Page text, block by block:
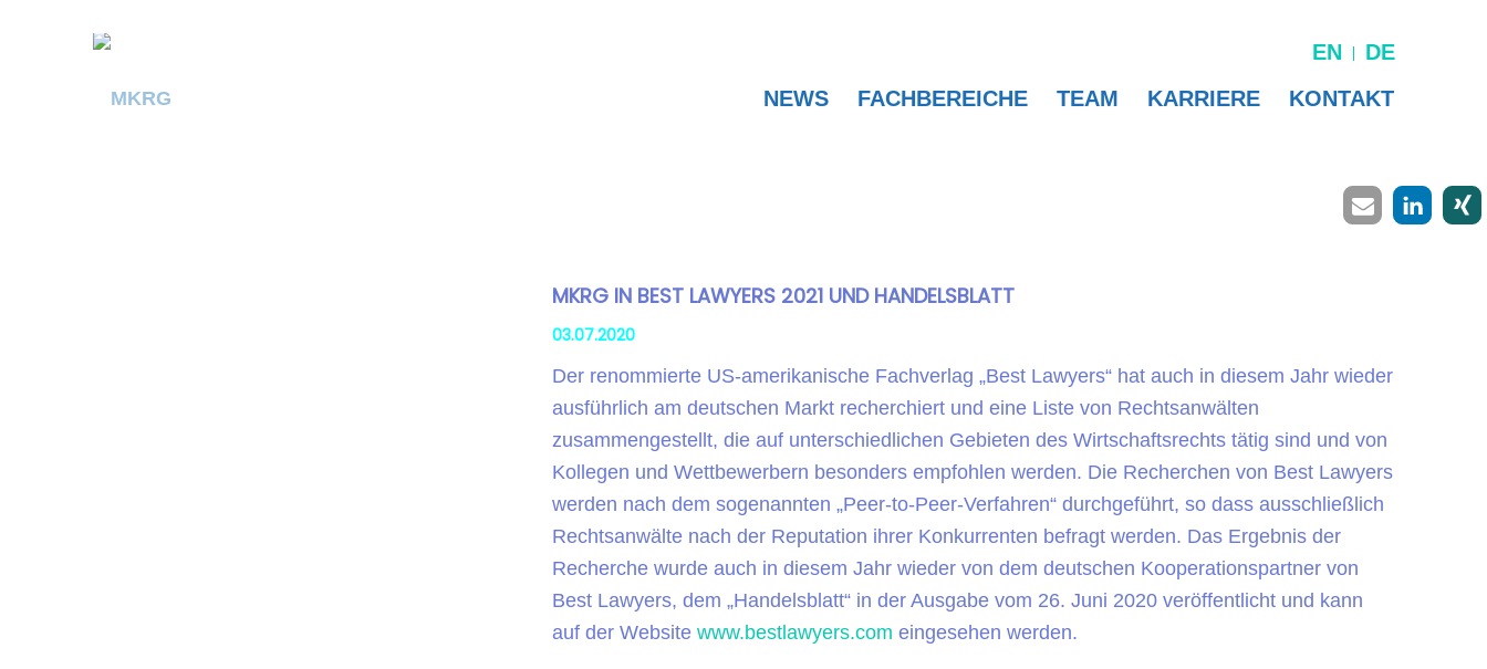
EN
DE
NEWS
FACHBEREICHE TEAM KARRIERE KONTAKT
MKRG IN BEST LAWYERS 2021 UND HANDELSBLATT
03.07.2020
Der renommierte US-amerikanische Fachverlag „Best Lawyers“ hat auch in diesem Jahr wieder
ausführlich am deutschen Markt recherchiert und eine Liste von Rechtsanwälten
zusammengestellt, die auf unterschiedlichen Gebieten des Wirtschaftsrechts tätig sind und von
Kollegen und Wettbewerbern besonders empfohlen werden. Die Recherchen von Best Lawyers
werden nach dem sogenannten „Peer-to-Peer-Verfahren“ durchgeführt, so dass ausschließlich
Rechtsanwälte nach der Reputation ihrer Konkurrenten befragt werden. Das Ergebnis der
Recherche wurde auch in diesem Jahr wieder von dem deutschen Kooperationspartner von
Best Lawyers, dem „Handelsblatt“ in der Ausgabe vom 26. Juni 2020 veröffentlicht und kann
auf der Websitewww.bestlawyers.com eingesehen werden.